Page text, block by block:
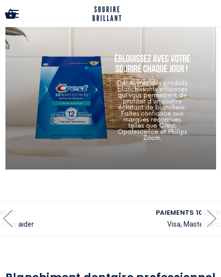
LIVRAISON GRATUITE sur toutes les commandes!
PAIEMENTS 100% SÉCURISÉS